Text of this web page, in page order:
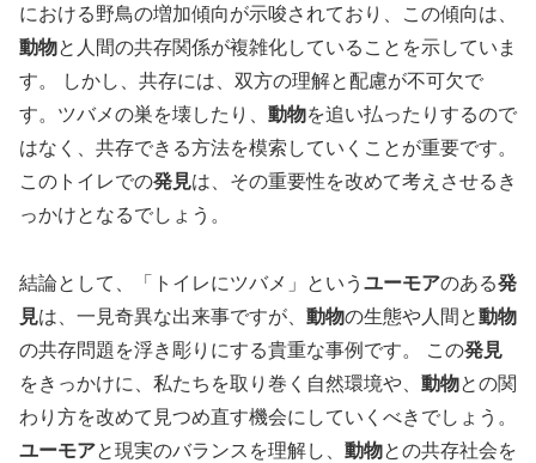
における野鳥の増加傾向が示唆されており、この傾向は、
動物と人間の共存関係が複雑化していることを示していま
す。 しかし、共存には、双方の理解と配慮が不可欠で
す。ツバメの巣を壊したり、 動物を追い払ったりするので
はなく、共存できる方法を模索していくことが重要です。
このトイレでの発見は、その重要性を改めて考えさせるき
っかけとなるでしょう。
結論として、「トイレにツバメ」という ユーモアのある発
見は、一見奇異な出来事ですが、 動物の生態や人間と動物
の共存問題を浮き彫りにする貴重な事例です。 この発見
をきっかけに、私たちを取り巻く自然環境や、 動物との関
わり方を改めて見つめ直す機会にしていくべきでしょう。
ユーモアと現実のバランスを理解し、 動物との共存社会を